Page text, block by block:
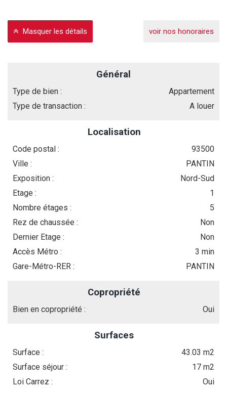
Masquer les détails voir nos honoraires
Général
Type de bien :
Appartement
Type de transaction :
A louer
Localisation
Code postal :
93500
Ville :
PANTIN
Exposition :
Nord-Sud
Etage :
1
Nombre étages :
5
Rez de chaussée :
Non
Dernier Etage :
Non
Accès Métro :
3 min
Gare-Métro-RER :
PANTIN
Copropriété
Bien en copropriété : Oui
Surfaces
Surface :
43.03 m2
Surface séjour :
17 m2
Loi Carrez :
Oui